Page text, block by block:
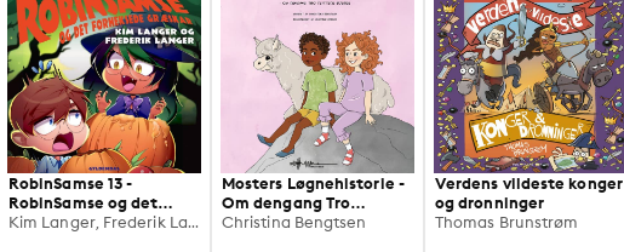
RobinSamse 13 -
RobinSamse og det
forheksede græskar
Kim Langer, Frederik Langer
Mosters Løgnehistorie -
Om dengang Tro
flyttede bjerge
Christina Bengtsen
Verdens vildeste konger
og dronninger
Thomas Brunstrøm